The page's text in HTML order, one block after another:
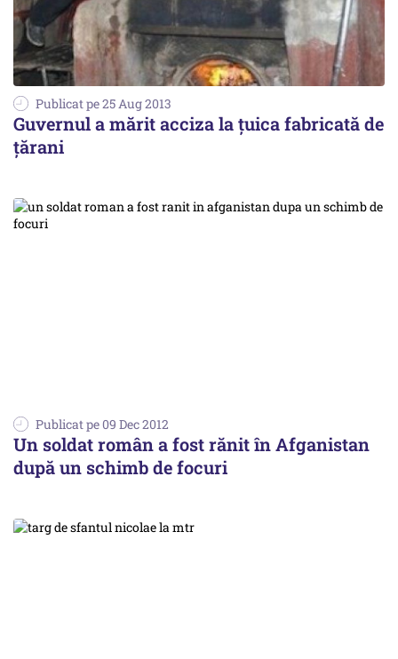
Publicat pe 25 Aug 2013
Guvernul a mărit acciza la țuica fabricată de
țărani
Publicat pe 09 Dec 2012
Un soldat român a fost rănit în Afganistan
după un schimb de focuri